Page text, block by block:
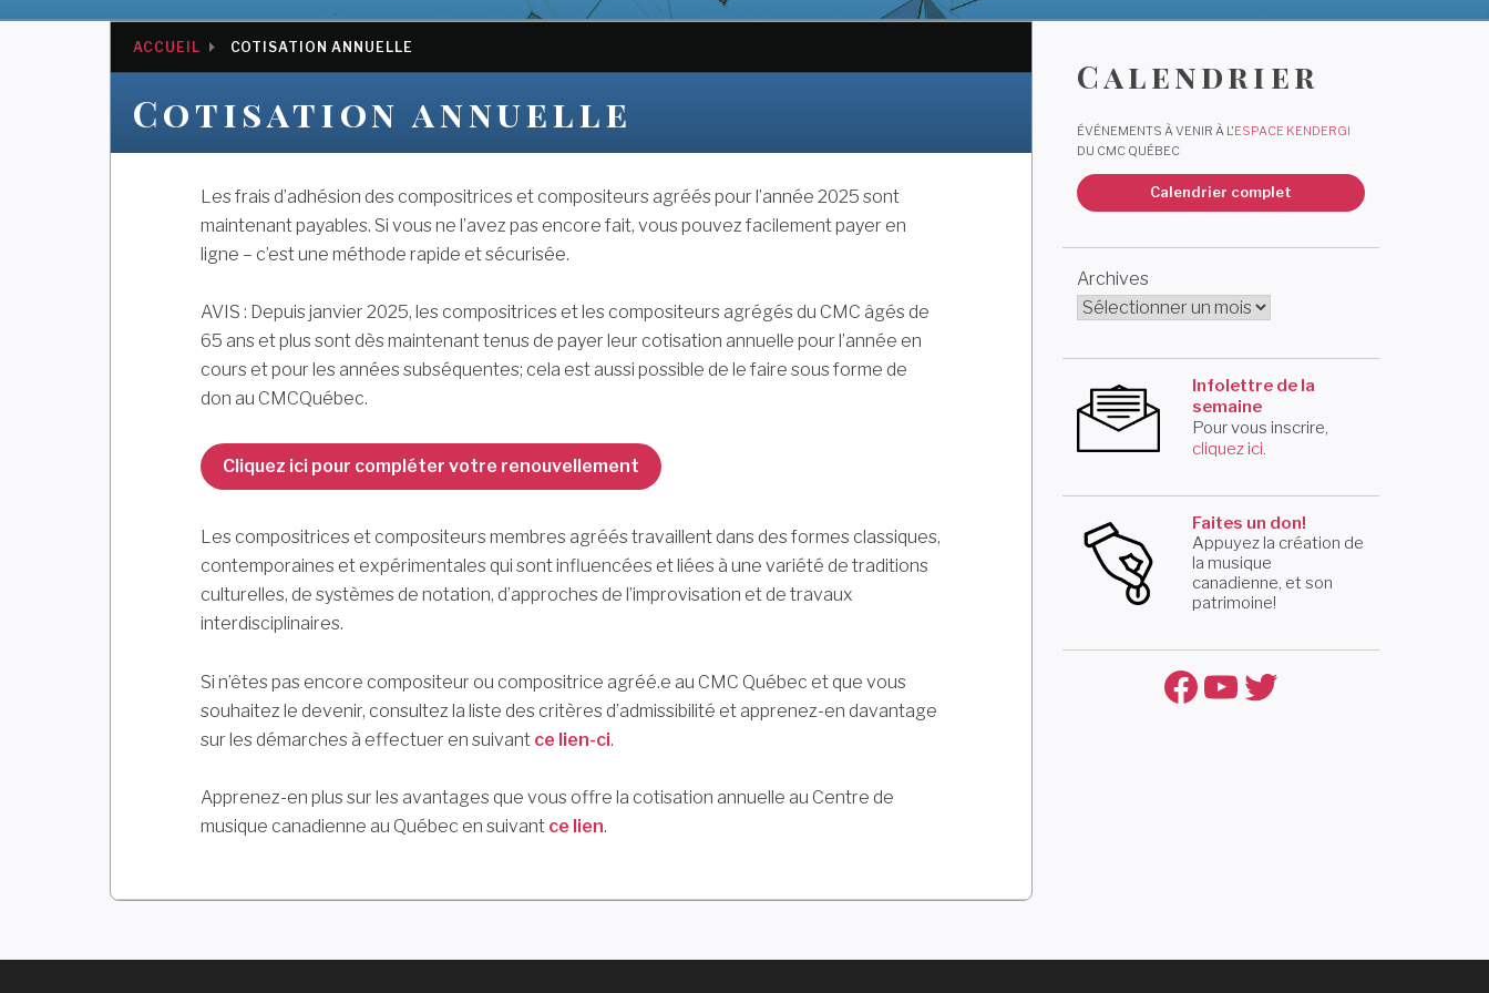
ACCUEIL COTISATION ANNUELLE
Cotisation annuelle
Les frais d’adhésion des compositrices et compositeurs agréés pour l’année 2025 sont
maintenant payables. Si vous ne l’avez pas encore fait, vous pouvez facilement payer en
ligne – c’est une méthode rapide et sécurisée.
AVIS : Depuis janvier 2025, les compositrices et les compositeurs agrégés du CMC âgés de
65 ans et plus sont dès maintenant tenus de payer leur cotisation annuelle pour l’année en
cours et pour les années subséquentes; cela est aussi possible de le faire sous forme de
don au CMCQuébec.
Cliquez ici pour compléter votre renouvellement
Les compositrices et compositeurs membres agréés travaillent dans des formes classiques,
contemporaines et expérimentales qui sont influencées et liées à une variété de traditions
culturelles, de systèmes de notation, d’approches de l’improvisation et de travaux
interdisciplinaires.
Si n’êtes pas encore compositeur ou compositrice agréé.e au CMC Québec et que vous
souhaitez le devenir, consultez la liste des critères d’admissibilité et apprenez-en davantage
sur les démarches à effectuer en suivant ce lien-ci.
Apprenez-en plus sur les avantages que vous offre la cotisation annuelle au Centre de
musique canadienne au Québec en suivant ce lien.
Calendrier
ÉVÉNEMENTS À VENIR À L'ESPACE KENDERGI
DU CMC QUÉBEC
Calendrier complet
Archives
Infolettre de la
semaine
Pour vous inscrire,
cliquez ici.
Faites un don!
Appuyez la création de
la musique
canadienne, et son
patrimoine!
Facebook
YouTube
Twitter